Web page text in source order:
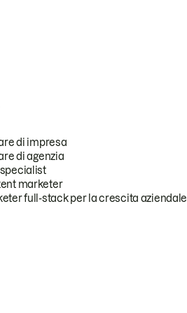
di impresa
di agenzia
specialist
marketer
full-stack per la crescita aziendale